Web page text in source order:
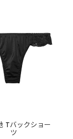
Tバックショー
ツ